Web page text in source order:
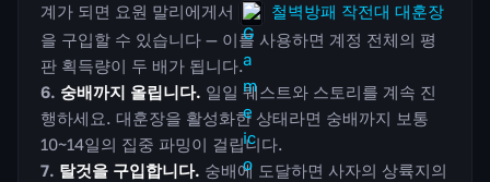
계가 되면 요원 말리에게서
철벽방패 작전대 대훈장
을 구입할 수 있습니다 — 이를 사용하면 계정 전체의 평
판 획득량이 두 배가 됩니다.
숭배까지 올립니다. 일일 퀘스트와 스토리를 계속 진
행하세요. 대훈장을 활성화한 상태라면 숭배까지 보통
10~14일의 집중 파밍이 걸립니다.
탈것을 구입합니다. 숭배에 도달하면 사자의 상륙지의